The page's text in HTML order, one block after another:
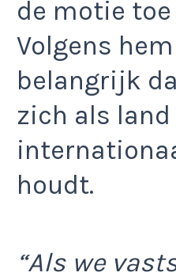
de motie
Volgens
belangrijk
zich als
houdt.
“Als we